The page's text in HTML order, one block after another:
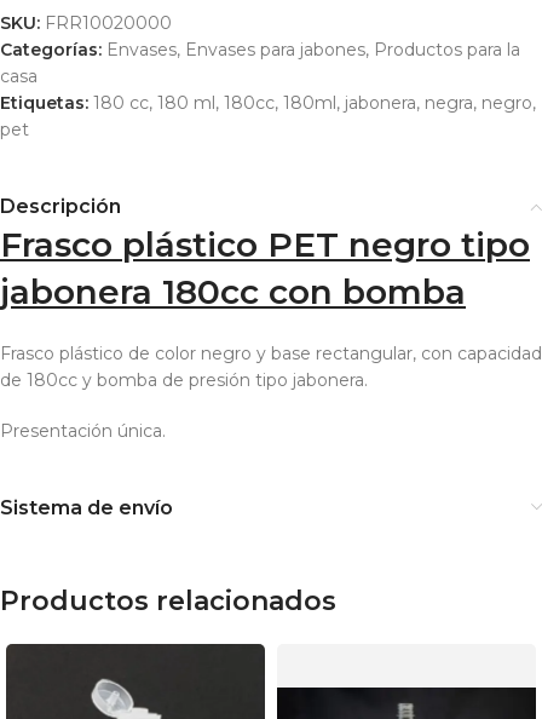
SKU: FRR10020000
Categorías: Envases, Envases para jabones, Productos para la
casa
Etiquetas: 180 cc, 180 ml, 180cc, 180ml, jabonera, negra, negro,
pet
Descripción
Frasco plástico PET negro tipo
jabonera 180cc con bomba
Frasco plástico de color negro y base rectangular, con capacidad
de 180cc y bomba de presión tipo jabonera.
Presentación única.
Sistema de envío
Productos relacionados